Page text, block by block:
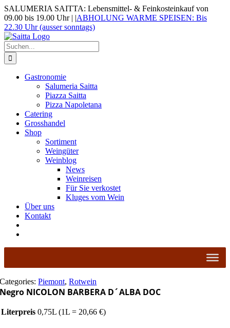
Zum
Inhalt
springen
SALUMERIA SAITTA: Lebensmittel- & Feinkosteinkauf von
09.00 bis 19.00 Uhr | |ABHOLUNG WARME SPEISEN: Bis
22.30 Uhr (ausser sonntags)
Suche
nach:
Gastronomie
Salumeria Saitta
Piazza Saitta
Pizza Napoletana
Catering
Grosshandel
Shop
Sortiment
Weingüter
Weinblog
News
Weinreisen
Für Sie verkostet
Kluges vom Wein
Über uns
Kontakt
Categories:Piemont,Rotwein
Negro NICOLON BARBERA D´ALBA DOC
Literpreis 0,75L (1L = 20,66 €)